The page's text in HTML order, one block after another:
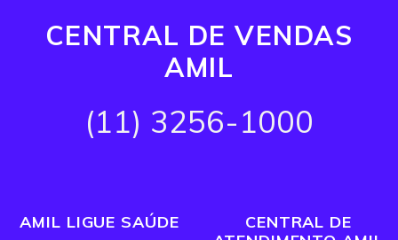
CENTRAL DE VENDAS
AMIL
(11) 3256-1000
AMIL LIGUE SAÚDE
CENTRAL DE